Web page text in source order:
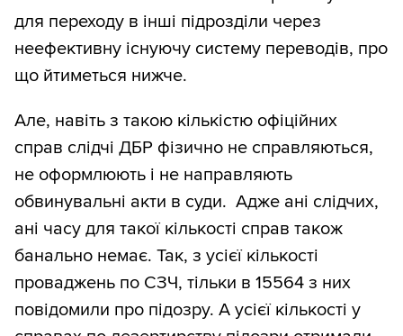
для переходу в інші підрозділи через
неефективну існуючу систему переводів, про
що йтиметься нижче.
Але, навіть з такою кількістю офіційних
справ слідчі ДБР фізично не справляються,
не оформлюють і не направляють
обвинувальні акти в суди. Адже ані слідчих,
ані часу для такої кількості справ також
банально немає. Так, з усієї кількості
проваджень по СЗЧ, тільки в 15564 з них
повідомили про підозру. А усієї кількості у